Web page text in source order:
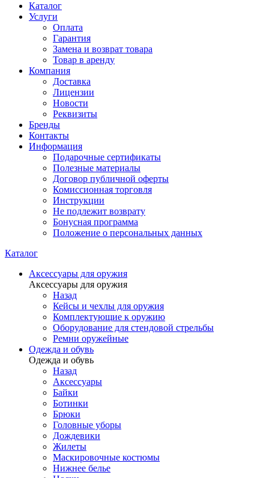
Каталог
Услуги
Оплата
Гарантия
Замена и возврат товара
Товар в аренду
Компания
Доставка
Лицензии
Новости
Реквизиты
Бренды
Контакты
Информация
Подарочные сертификаты
Полезные материалы
Договор публичной оферты
Комиссионная торговля
Инструкции
Не подлежит возврату
Бонусная программа
Положение о персональных данных
Каталог
Аксессуары для оружия
Аксессуары для оружия
Назад
Кейсы и чехлы для оружия
Комплектующие к оружию
Оборудование для стендовой стрельбы
Ремни оружейные
Одежда и обувь
Одежда и обувь
Назад
Аксессуары
Байки
Ботинки
Брюки
Головные уборы
Дождевики
Жилеты
Маскировочные костюмы
Нижнее белье